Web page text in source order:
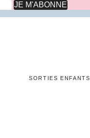
SORTIES ENFANTS